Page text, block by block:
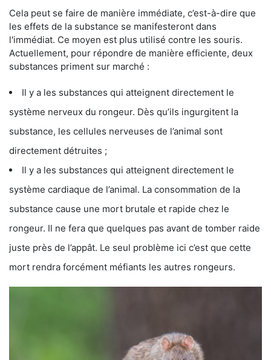
Cela peut se faire de manière immédiate, c’est-à-dire que
les effets de la substance se manifesteront dans
l'immédiat. Ce moyen est plus utilisé contre les souris.
Actuellement, pour répondre de manière efficiente, deux
substances priment sur marché :
Il y a les substances qui atteignent directement le
système nerveux du rongeur. Dès qu’ils ingurgitent la
substance, les cellules nerveuses de l’animal sont
directement détruites ;
Il y a les substances qui atteignent directement le
système cardiaque de l’animal. La consommation de la
substance cause une mort brutale et rapide chez le
rongeur. Il ne fera que quelques pas avant de tomber raide
juste près de l’appât. Le seul problème ici c’est que cette
mort rendra forcément méfiants les autres rongeurs.